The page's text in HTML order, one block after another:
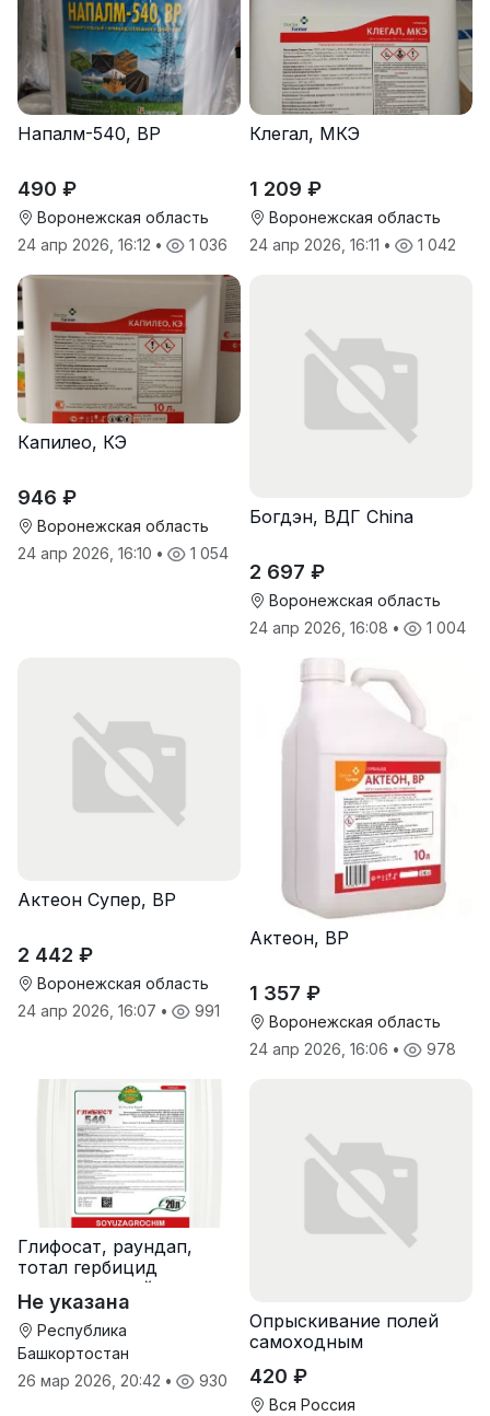
Напалм-540, ВР
490 ₽
Воронежская область
24 апр 2026, 16:12 • 1 036
Клегал, МКЭ
1 209 ₽
Воронежская область
24 апр 2026, 16:11 • 1 042
Капилео, КЭ
946 ₽
Воронежская область
24 апр 2026, 16:10 • 1 054
Богдэн, ВДГ China
2 697 ₽
Воронежская область
24 апр 2026, 16:08 • 1 004
Актеон Супер, ВР
2 442 ₽
Воронежская область
24 апр 2026, 16:07 • 991
Актеон, ВР
1 357 ₽
Воронежская область
24 апр 2026, 16:06 • 978
Глифосат, раундап,
тотал гербицид
сплошного действия
Не указана
Республика
Башкортостан
26 мар 2026, 20:42 • 930
Опрыскивание полей
самоходным
Туман-2
420 ₽
Вся Россия